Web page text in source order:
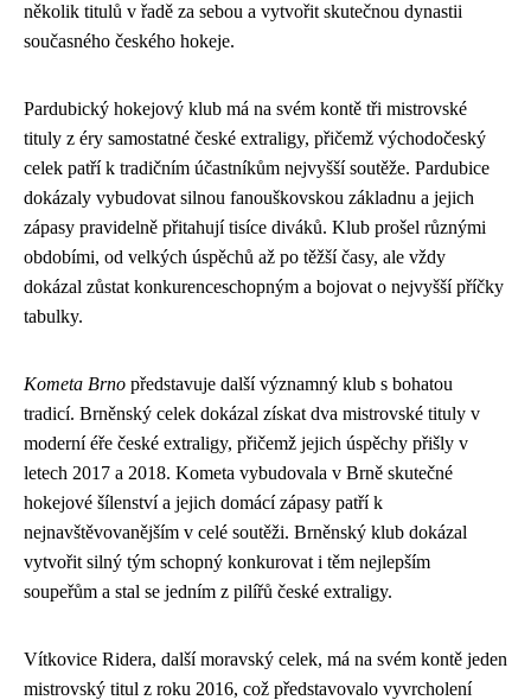
několik titulů v řadě za sebou a vytvořit skutečnou dynastii
současného českého hokeje.
Pardubický hokejový klub má na svém kontě tři mistrovské
tituly z éry samostatné české extraligy, přičemž východočeský
celek patří k tradičním účastníkům nejvyšší soutěže. Pardubice
dokázaly vybudovat silnou fanouškovskou základnu a jejich
zápasy pravidelně přitahují tisíce diváků. Klub prošel různými
obdobími, od velkých úspěchů až po těžší časy, ale vždy
dokázal zůstat konkurenceschopným a bojovat o nejvyšší příčky
tabulky.
Kometa Brno představuje další významný klub s bohatou
tradicí. Brněnský celek dokázal získat dva mistrovské tituly v
moderní éře české extraligy, přičemž jejich úspěchy přišly v
letech 2017 a 2018. Kometa vybudovala v Brně skutečné
hokejové šílenství a jejich domácí zápasy patří k
nejnavštěvovanějším v celé soutěži. Brněnský klub dokázal
vytvořit silný tým schopný konkurovat i těm nejlepším
soupeřům a stal se jedním z pilířů české extraligy.
Vítkovice Ridera, další moravský celek, má na svém kontě jeden
mistrovský titul z roku 2016, což představovalo vyvrcholení